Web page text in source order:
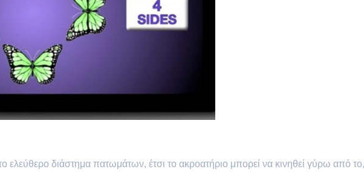
ελεύθερο διάστημα πατωμάτων, έτσι το ακροατήριο μπορεί να κινηθεί γύρω από